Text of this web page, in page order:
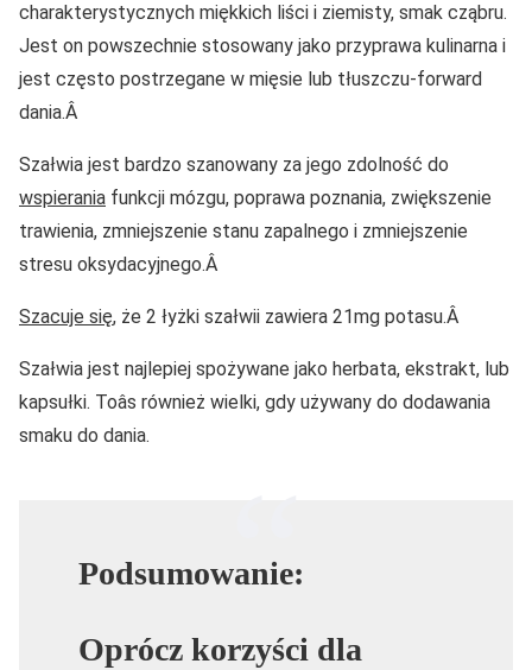
charakterystycznych miękkich liści i ziemisty, smak cząbru.
Jest on powszechnie stosowany jako przyprawa kulinarna i
jest często postrzegane w mięsie lub tłuszczu-forward
dania.Â
Szałwia jest bardzo szanowany za jego zdolność do
wspierania funkcji mózgu, poprawa poznania, zwiększenie
trawienia, zmniejszenie stanu zapalnego i zmniejszenie
stresu oksydacyjnego.Â
Szacuje się, że 2 łyżki szałwii zawiera 21mg potasu.Â
Szałwia jest najlepiej spożywane jako herbata, ekstrakt, lub
kapsułki. Toâs również wielki, gdy używany do dodawania
smaku do dania.
Podsumowanie:
Oprócz korzyści dla